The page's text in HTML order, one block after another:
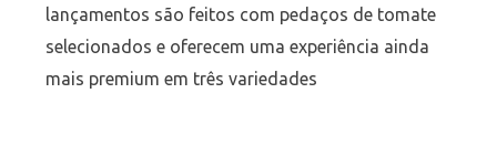
lançamentos são feitos com pedaços de tomate
selecionados e oferecem uma experiência ainda
mais premium em três variedades